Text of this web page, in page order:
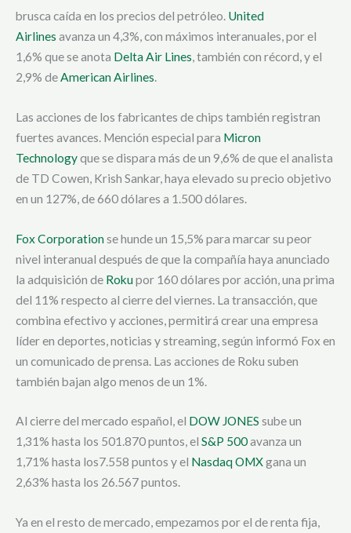
brusca caída en los precios del petróleo. United
Airlines avanza un 4,3%, con máximos interanuales, por el
1,6% que se anota Delta Air Lines, también con récord, y el
2,9% deAmerican Airlines.
Las acciones de los fabricantes de chips también registran
fuertes avances. Mención especial para Micron
Technologyque se dispara más de un 9,6% de que el analista
de TD Cowen, Krish Sankar, haya elevado su precio objetivo
en un 127%, de 660 dólares a 1.500 dólares.
Fox Corporationse hunde un 15,5% para marcar su peor
nivel interanual después de que la compañía haya anunciado
la adquisición de Rokupor 160 dólares por acción, una prima
del 11% respecto al cierre del viernes. La transacción, que
combina efectivo y acciones, permitirá crear una empresa
líder en deportes, noticias y streaming, según informó Fox en
un comunicado de prensa. Las acciones de Roku suben
también bajan algo menos de un 1%.
Al cierre del mercado español, el DOW JONES sube un
1,31% hasta los 501.870 puntos, el S&P 500avanza un
1,71% hasta los7.558 puntos y el Nasdaq OMXgana un
2,63% hasta los 26.567 puntos.
Ya en el resto de mercado, empezamos por el de renta fija,